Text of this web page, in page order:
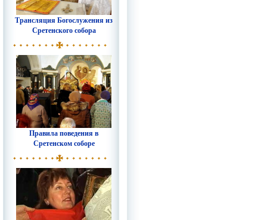
Трансляция Богослужения из
Сретенского собора
Правила поведения в
Сретенском соборе